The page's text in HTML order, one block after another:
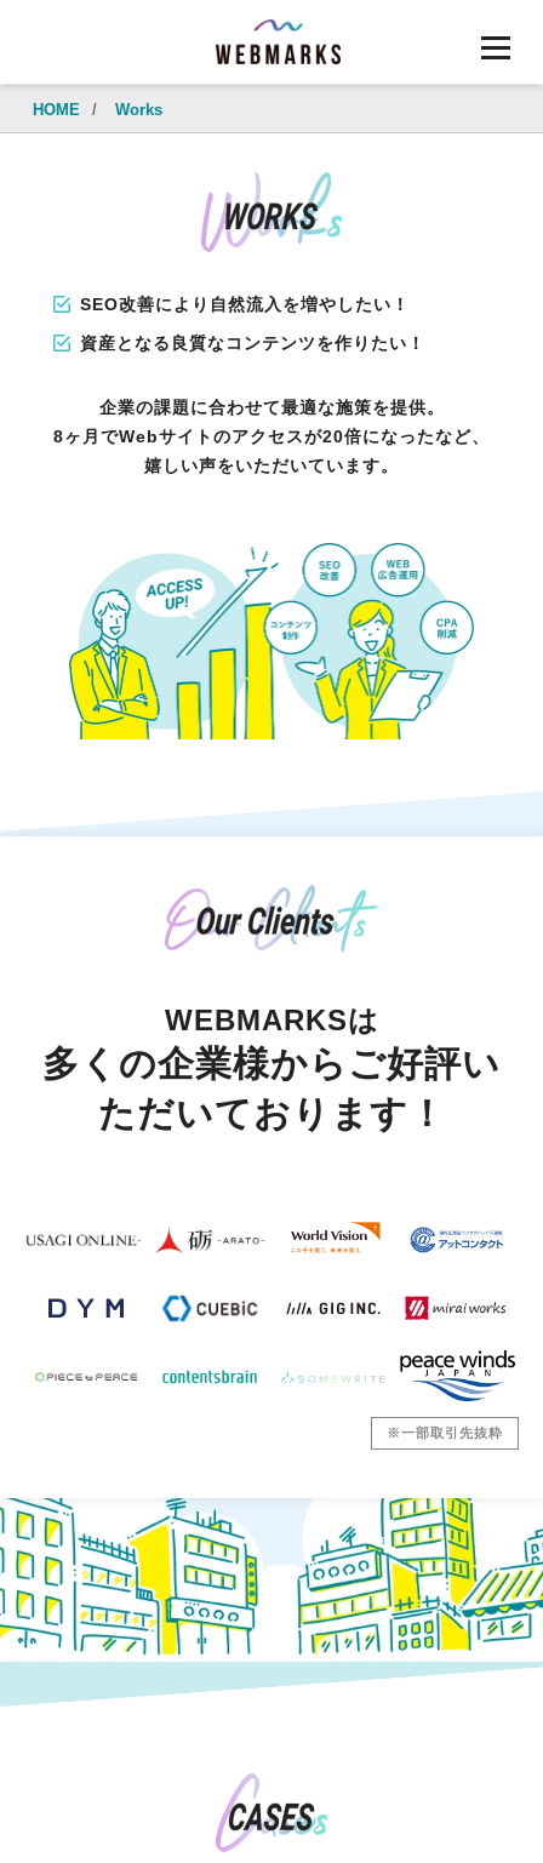
HOME / Works
SEO改善により自然流入を増やしたい！
資産となる良質なコンテンツを作りたい！
企業の課題に合わせて最適な施策を提供。
8ヶ月でWebサイトのアクセスが20倍になったなど、
嬉しい声をいただいています。
WEBMARKSは
多くの企業様からご好評い
ただいております！
※一部取引先抜粋